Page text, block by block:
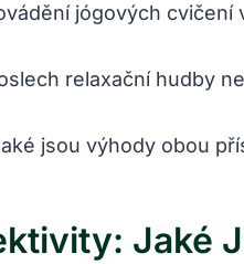
jógových cvičení
relaxační hudby
Jaké